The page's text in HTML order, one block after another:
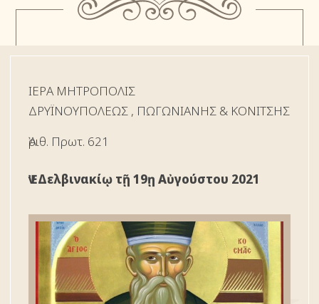
ΙΕΡΑ ΜΗΤΡΟΠΟΛΙΣ
ΔΡYΪΝΟΥΠΟΛΕΩΣ , ΠΩΓΩΝΙΑΝΗΣ & ΚΟΝΙΤΣΗΣ
Ἀριθ. Πρωτ. 621
Ἐν Δελβινακίῳ τῇ 19ῃ Αὐγούστου 2021